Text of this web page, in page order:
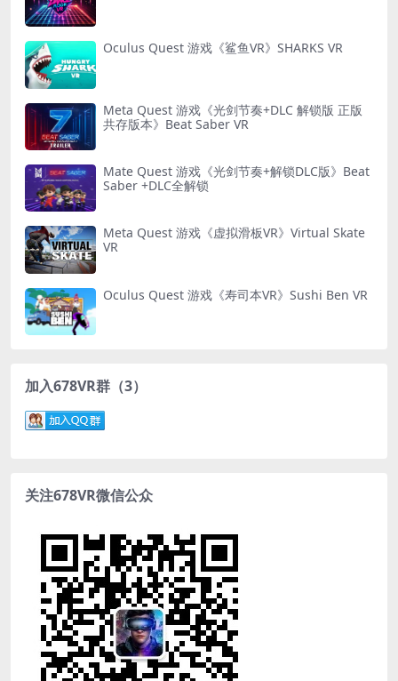
Oculus Quest 游戏《鲨鱼VR》SHARKS VR
Meta Quest 游戏《光剑节奏+DLC 解锁版 正版
共存版本》Beat Saber VR
Mate Quest 游戏《光剑节奏+解锁DLC版》Beat
Saber +DLC全解锁
Meta Quest 游戏《虚拟滑板VR》Virtual Skate
VR
Oculus Quest 游戏《寿司本VR》Sushi Ben VR
加入678VR群（3）
关注678VR微信公众